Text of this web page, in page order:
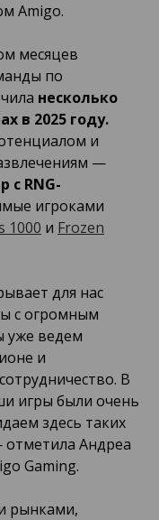
Amigo.
месяцев
по
несколько
в 2025 году.
и
—
с RNG-
игроками
1000 и Frozen
для нас
с огромным
уже ведем
и
В
игры были очень
здесь таких
отметила Андреа
Gaming.
рынками,